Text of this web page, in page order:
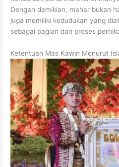
Dengan demikian, mahar bukan
juga memiliki kedudukan yang
sebagai bagian dari proses
Ketentuan Mas Kawin Menurut